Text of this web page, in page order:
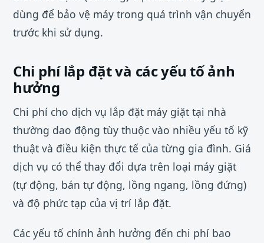
dùng để bảo vệ máy trong quá trình vận chuyển
trước khi sử dụng.
Chi phí lắp đặt và các yếu tố ảnh
hưởng
Chi phí cho dịch vụ lắp đặt máy giặt tại nhà
thường dao động tùy thuộc vào nhiều yếu tố kỹ
thuật và điều kiện thực tế của từng gia đình. Giá
dịch vụ có thể thay đổi dựa trên loại máy giặt
(tự động, bán tự động, lồng ngang, lồng đứng)
và độ phức tạp của vị trí lắp đặt.
Các yếu tố chính ảnh hưởng đến chi phí bao